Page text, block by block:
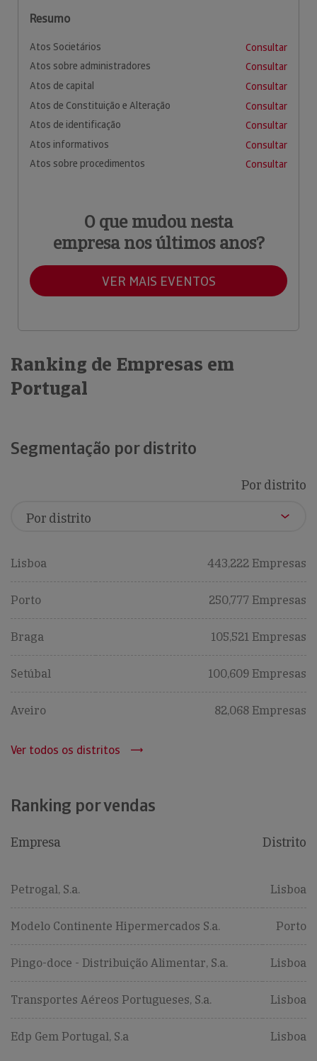
Resumo
Atos Societários
Consultar
Atos sobre administradores
Consultar
Atos de capital
Consultar
Atos de Constituição e Alteração
Consultar
Atos de identificação
Consultar
Atos informativos
Consultar
Atos sobre procedimentos
Consultar
O que mudou nesta
empresa nos últimos anos?
VER MAIS EVENTOS
Ranking de Empresas em
Portugal
Segmentação por distrito
Por distrito
Lisboa 443,222 Empresas
Porto 250,777 Empresas
Braga 105,521 Empresas
Setúbal 100,609 Empresas
Aveiro 82,068 Empresas
Ver todos os distritos
Ranking por vendas
Empresa Distrito
Petrogal, S.a. Lisboa
Modelo Continente Hipermercados S.a. Porto
Pingo-doce - Distribuição Alimentar, S.a. Lisboa
Transportes Aéreos Portugueses, S.a. Lisboa
Edp Gem Portugal, S.a Lisboa